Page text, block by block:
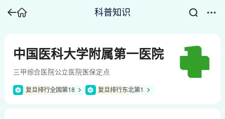
科普知识
中国医科大学附属第一医院
三甲综合医院公立医院医保定点
复旦排行全国第18 复旦排行东北第1